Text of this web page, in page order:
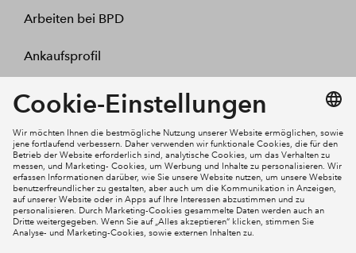
Arbeiten bei BPD
Ankaufsprofil
Kontakt
Mein Konto
Social Media